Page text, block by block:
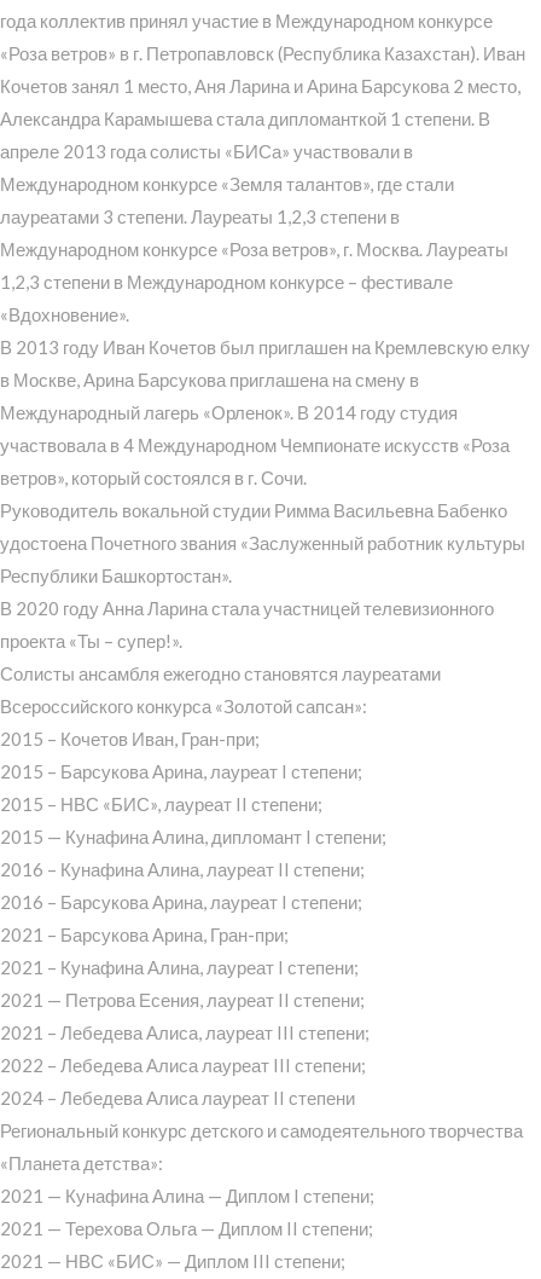
года коллектив принял участие в Международном конкурсе
«Роза ветров» в г. Петропавловск (Республика Казахстан). Иван
Кочетов занял 1 место, Аня Ларина и Арина Барсукова 2 место,
Александра Карамышева стала дипломанткой 1 степени. В
апреле 2013 года солисты «БИСа» участвовали в
Международном конкурсе «Земля талантов», где стали
лауреатами 3 степени. Лауреаты 1,2,3 степени в
Международном конкурсе «Роза ветров», г. Москва. Лауреаты
1,2,3 степени в Международном конкурсе – фестивале
«Вдохновение».
В 2013 году Иван Кочетов был приглашен на Кремлевскую елку
в Москве, Арина Барсукова приглашена на смену в
Международный лагерь «Орленок». В 2014 году студия
участвовала в 4 Международном Чемпионате искусств «Роза
ветров», который состоялся в г. Сочи.
Руководитель вокальной студии Римма Васильевна Бабенко
удостоена Почетного звания «Заслуженный работник культуры
Республики Башкортостан».
В 2020 году Анна Ларина стала участницей телевизионного
проекта «Ты – супер!».
Солисты ансамбля ежегодно становятся лауреатами
Всероссийского конкурса «Золотой сапсан»:
2015 – Кочетов Иван, Гран-при;
2015 – Барсукова Арина, лауреат I степени;
2015 – НВС «БИС», лауреат II степени;
2015 — Кунафина Алина, дипломант I степени;
2016 – Кунафина Алина, лауреат II степени;
2016 – Барсукова Арина, лауреат I степени;
2021 – Барсукова Арина, Гран-при;
2021 – Кунафина Алина, лауреат I степени;
2021 — Петрова Есения, лауреат II степени;
2021 – Лебедева Алиса, лауреат III степени;
2022 – Лебедева Алиса лауреат III степени;
2024 – Лебедева Алиса лауреат II степени
Региональный конкурс детского и самодеятельного творчества
«Планета детства»:
2021 — Кунафина Алина — Диплом I степени;
2021 — Терехова Ольга — Диплом II степени;
2021 — НВС «БИС» — Диплом III степени;